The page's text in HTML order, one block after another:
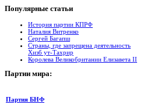
Популярные cтатьи
История партии КПРФ
Наталия Витренко
Сергей Багапш
Страны, где запрещена деятельность
Хизб ут-Тахрир
Королева Великобритании Елизавета II
Партии мира:
Партия БНФ